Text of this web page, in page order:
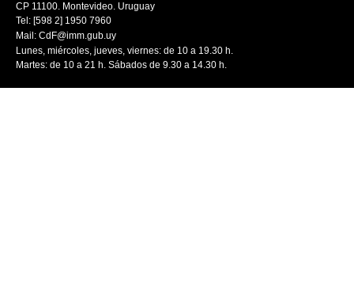
CP 11100. Montevideo. Uruguay
Tel: [598 2] 1950 7960
Mail: CdF@imm.gub.uy
Lunes, miércoles, jueves, viernes: de 10 a 19.30 h.
Martes: de 10 a 21 h. Sábados de 9.30 a 14.30 h.